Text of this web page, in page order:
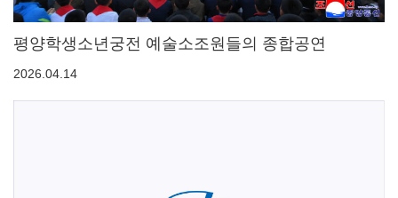
평양학생소년궁전 예술소조원들의 종합공연
2026.04.14